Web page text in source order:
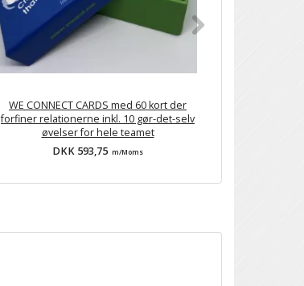
WE CONNECT CARDS med 60 kort der
forfiner relationerne inkl. 10 gør-det-selv
øvelser for hele teamet
DKK 593,75 m/Moms